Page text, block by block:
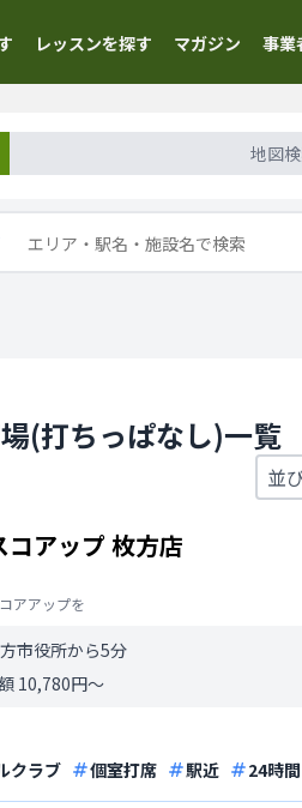
レッスンを探す マガジン 事業
地図
(打ちっぱなし)一覧
アップ 枚方店
アアップを
市役所から5分
10,780円〜
クラブ 個室打席 駅近 24時間